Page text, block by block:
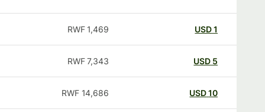
USD
1,469
RWF
USD
7,343
RWF
USD
14,686
RWF